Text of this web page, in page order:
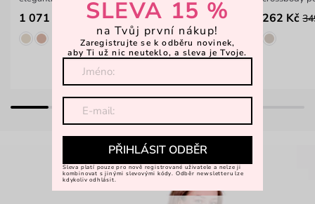
1 071 Kč 1 599 Kč 262 Kč
SLEVA 15 %
na Tvůj první nákup!
Zaregistrujte se k odběru novinek,
aby Ti už nic neuteklo, a sleva je Tvoje.
PŘIHLÁSIT ODBĚR
Sleva platí pouze pro nově registrované uživatele a nelze ji
kombinovat s jinými slevovými kódy. Odběr newsletteru lze
kdykoliv odhlásit.